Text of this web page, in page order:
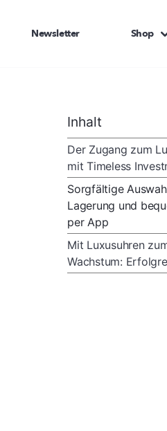
Newsletter Shop
Inhalt
Der Zugang zum
mit Timeless
Sorgfältige
Lagerung und
per App
Mit Luxusuhren
Wachstum: